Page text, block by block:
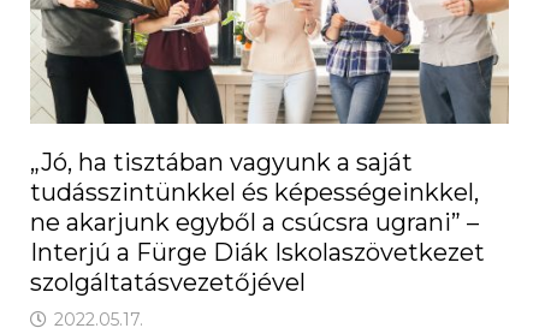
„Jó, ha tisztában vagyunk a saját
tudásszintünkkel és képességeinkkel,
ne akarjunk egyből a csúcsra ugrani” –
Interjú a Fürge Diák Iskolaszövetkezet
szolgáltatásvezetőjével
2022.05.17.